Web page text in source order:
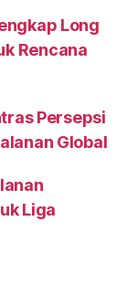
Long
Rencana
Persepsi
Global
Liga